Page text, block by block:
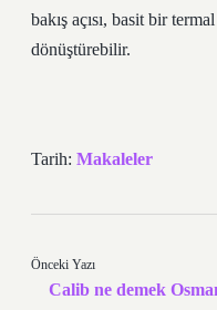
bakış açısı, basit bir
dönüştürebilir.
Tarih: Makaleler
Önceki Yazı
Calib ne demek